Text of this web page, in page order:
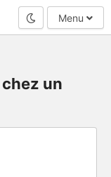
Mode nuit
Menu
un